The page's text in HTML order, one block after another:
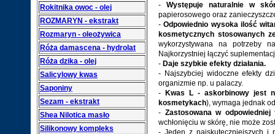
Rokitnika owoc - olej
ROZMARYN - ekstrakt
Rozmaryn - oleożywica
Róża damascena - hydrolat
Róża dzika - olej
Salicylowy kwas
Saponiny
Sezam - ekstrakt
Shea Nilotica masło
Silikonowy kompleks
-Występuje naturalnie w
papierosowego oraz
-Odpowiednio wysoka ilość
kosmetycznych stosowanych
wykorzystywana na potrzeby
Najkorzystniej łączyć
- Daje szybkie efekty działania.
- Najszybciej widoczne efekty
organizmie np. u palaczy.
-
Kwas L - askorbinowy jest
kosmetykach), wymaga jednak
- Zastosowana w
wchłonięciu w skórę, nie może
- Jeden z najskuteczniejszych i